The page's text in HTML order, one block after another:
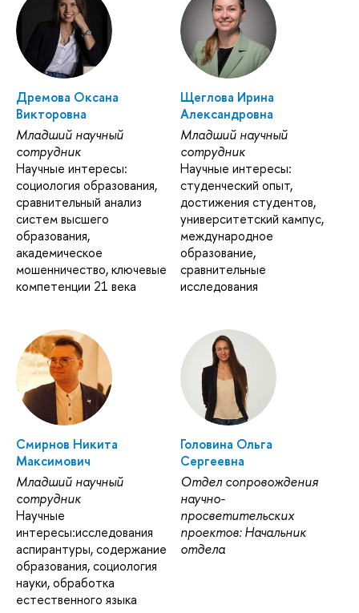
Дремова Оксана
Викторовна
Младший научный
сотрудник
Научные интересы:
социология образования,
сравнительный анализ
систем высшего
образования,
академическое
мошенничество, ключевые
компетенции 21 века
Щеглова Ирина
Александровна
Младший научный
сотрудник
Научные интересы:
студенческий опыт,
достижения студентов,
университетский кампус,
международное
образование,
сравнительные
исследования
Смирнов Никита
Максимович
Младший научный
сотрудник
Научные
интересы:исследования
аспирантуры, содержание
образования, социология
науки, обработка
естественного языка
Головина Ольга
Сергеевна
Отдел сопровождения
научно-
просветительских
проектов: Начальник
отдела